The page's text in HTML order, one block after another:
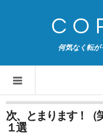
何気なく転が
次、とまります！（
１選